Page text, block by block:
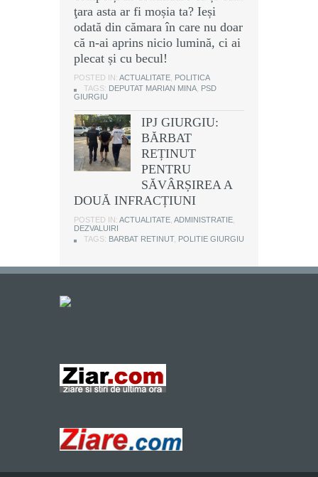
ţara asta ar fi moșia ta? Ieși
odată din cămara în care nu doar
că n-ai aprins nicio lumină, ci ai
plecat și cu becul!
POSTED IN: ACTUALITATE, POLITICA
TAGS: DEPUTAT MARIAN MINA, PSD
GIURGIU
IPJ GIURGIU:
BĂRBAT
REȚINUT
PENTRU
SĂVÂRȘIREA A
DOUĂ INFRACȚIUNI
POSTED IN: ACTUALITATE, ADMINISTRATIE,
DEZVALUIRI
TAGS: BARBAT RETINUT, POLITIE GIURGIU